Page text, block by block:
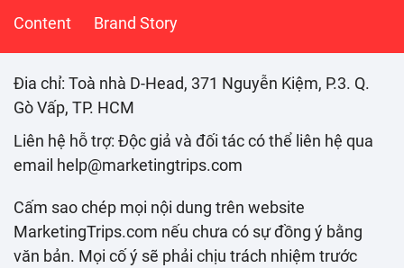
Content
Brand Story
Đia chỉ: Toà nhà D-Head, 371 Nguyễn Kiệm, P.3. Q.
Gò Vấp, TP. HCM
Liên hệ hỗ trợ: Độc giả và đối tác có thể liên hệ qua
email help@marketingtrips.com
Cấm sao chép mọi nội dung trên website
MarketingTrips.com nếu chưa có sự đồng ý bằng
văn bản. Mọi cố ý sẽ phải chịu trách nhiệm trước